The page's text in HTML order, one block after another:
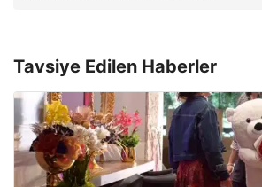
Tavsiye Edilen Haberler